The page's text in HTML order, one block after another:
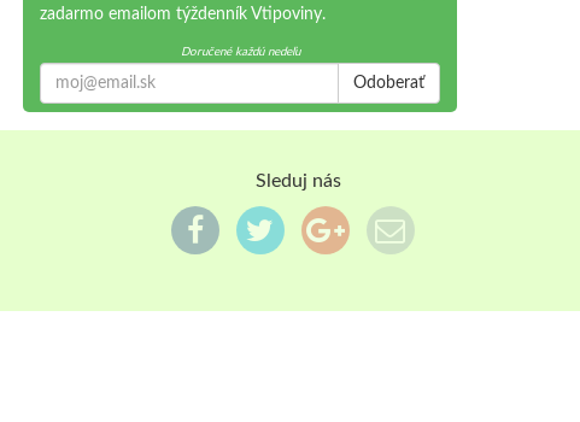
zadarmo emailom týždenník Vtipoviny.
Doručené každú nedeľu
Odoberať
Sleduj nás